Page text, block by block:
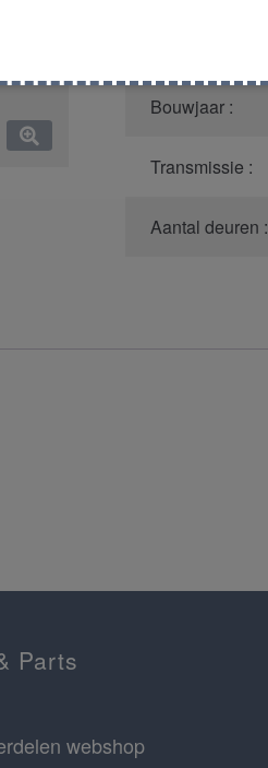
Bouwjaar :
Transmissie :
Aantal deuren :
Parts
webshop